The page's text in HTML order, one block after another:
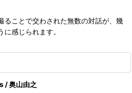
ることで交わされた無数の対話が、幾
感じられます。
/ 奥山由之